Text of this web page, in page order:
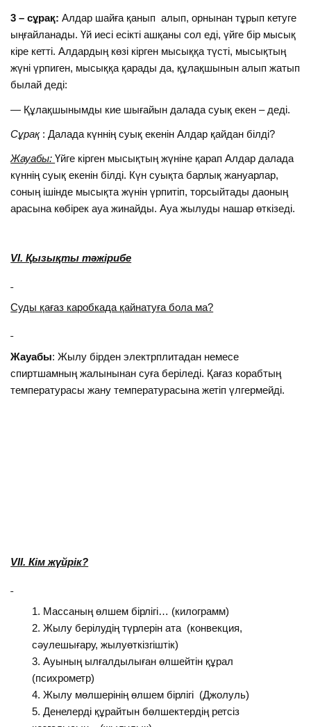
3 – сұрақ: Алдар шайға қанып алып, орнынан тұрып кетуге
ыңғайланады. Үй иесі есікті ашқаны сол еді, үйге бір мысық
кіре кетті. Алдардың көзі кірген мысыққа түсті, мысықтың
жүні үрпиген, мысыққа қарады да, құлақшынын алып жатып
былай деді:
— Құлақшынымды кие шығайын далада суық екен – деді.
Сұрақ : Далада күннің суық екенін Алдар қайдан білді?
Жауабы:Үйге кірген мысықтың жүніне қарап Алдар далада
күннің суық екенін білді. Күн суықта барлық жануарлар,
соның ішінде мысықта жүнін үрпитіп, торсыйтады даоның
арасына көбірек ауа жинайды. Ауа жылуды нашар өткізеді.
VІ. Қызықты тәжірибе
Суды қағаз каробкада қайнатуға бола ма?
Жауабы: Жылу бірден электрплитадан немесе
спиртшамның жалынынан суға беріледі. Қағаз корабтың
температурасы жану температурасына жетіп үлгермейді.
VІІ. Кім жүйрік?
Массаның өлшем бірлігі… (килограмм)
Жылу берілудің түрлерін ата (конвекция,
сәулешығару, жылуөткізгіштік)
Ауының ылғалдылыған өлшейтін құрал
(психрометр)
Жылу мөлшерінің өлшем бірлігі (Джолуль)
Денелерді құрайтын бөлшектердің ретсіз